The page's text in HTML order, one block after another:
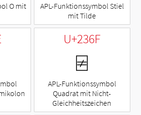
O mit
APL-Funktionssymbol Stiel
mit Tilde
U+236F
⍯
APL-Funktionssymbol
Quadrat mit Nicht-
Gleichheitszeichen